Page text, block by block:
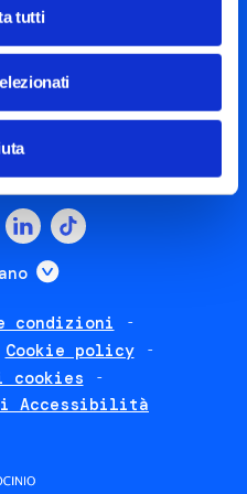
tutti
1, Milano
020 088
Mostra ulteriori
condizioni
Cookie policy
cookies
Accessibilità